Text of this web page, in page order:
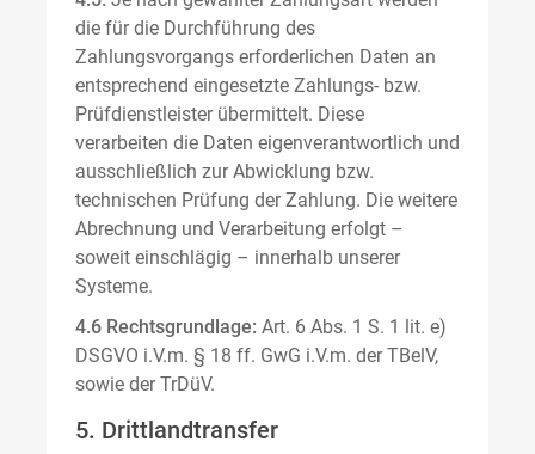
die für die Durchführung des
Zahlungsvorgangs erforderlichen Daten an
entsprechend eingesetzte Zahlungs- bzw.
Prüfdienstleister übermittelt. Diese
verarbeiten die Daten eigenverantwortlich und
ausschließlich zur Abwicklung bzw.
technischen Prüfung der Zahlung. Die weitere
Abrechnung und Verarbeitung erfolgt –
soweit einschlägig – innerhalb unserer
Systeme.
4.6 Rechtsgrundlage: Art. 6 Abs. 1 S. 1 lit. e)
DSGVO i.V.m. § 18 ff. GwG i.V.m. der TBelV,
sowie der TrDüV.
5. Drittlandtransfer